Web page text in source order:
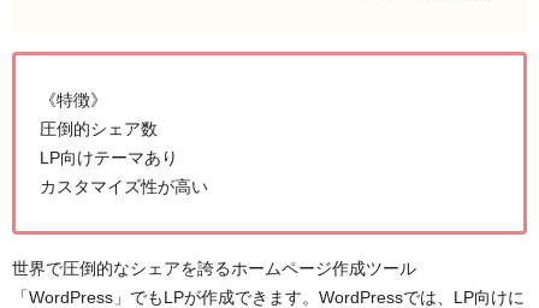
《特徴》
圧倒的シェア数
LP向けテーマあり
カスタマイズ性が高い
世界で圧倒的なシェアを誇るホームページ作成ツール
「WordPress」でもLPが作成できます。WordPressでは、LP向けに